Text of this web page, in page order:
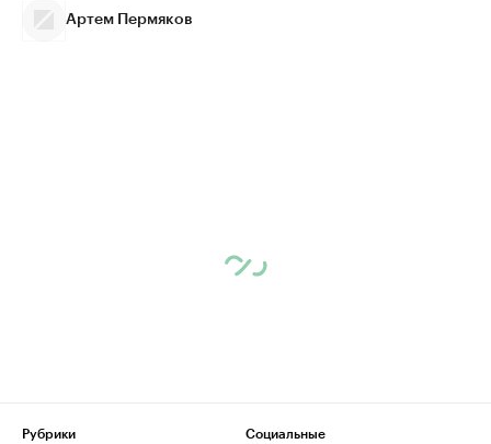
Артем Пермяков
Рубрики
Социальные